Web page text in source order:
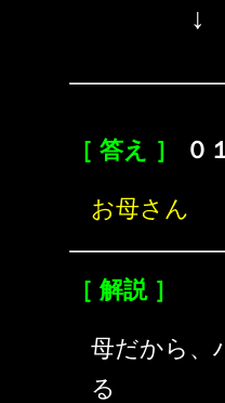
↓
［ 答え ］ ０
お母さん
［ 解説 ］
母だから、
る